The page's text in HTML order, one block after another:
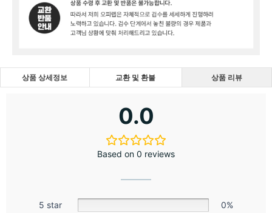
상품 상세정보 교환 및 환불 상품 리뷰
0.0
Based on 0 reviews
5 star
0%